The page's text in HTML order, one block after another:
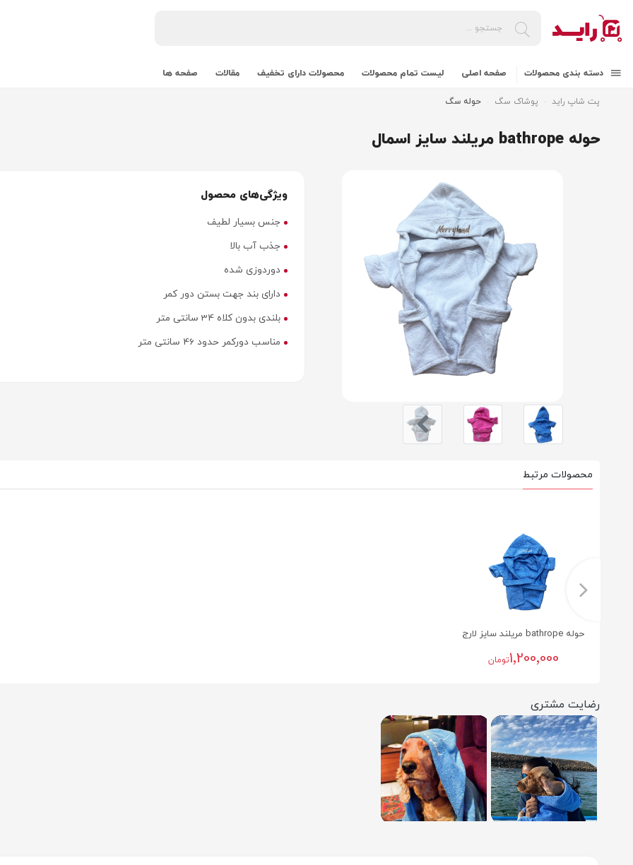
دسته بندی محصولات صفحه اصلی لیست تمام محصولات محصولات دارای تخفیف مقالات صفحه ها
پت شاپ راید پوشاک سگ حوله سگ
حوله bathrope مریلند سایز اسمال
ویژگی‌های محصول
جنس بسیار لطیف
جذب آب بالا
دوردوزی شده
دارای بند جهت بستن دور کمر
بلندی بدون کلاه 34 سانتی متر
مناسب دورکمر حدود 46 سانتی متر
محصولات مرتبط
حوله bathrope مریلند سایز لارج
1٬200٬000تومان
رضایت مشتری